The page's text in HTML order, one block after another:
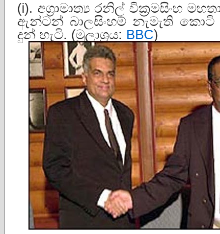
(i). අග්‍රාමාත්‍ය රනිල් වික්‍රමසිංහ
ඇන්ටන් බාලසිංහම් නැමැති කොටි
දුන් හැටි. (මූලාශ්‍රය: BBC)